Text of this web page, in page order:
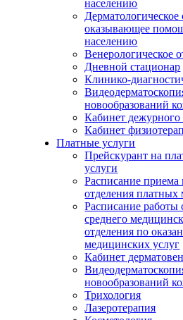
населению
Дерматологическое
оказывающее
населению
Венерологическое
Дневной стационар
Клинико-
новообразований
Кабинет дежурного
Кабинет
Платные услуги
Прейскурант на
услуги
Расписание приема
отделения платных
Расписание работы
среднего
отделения по
медицинских услуг
Кабинет
новообразований
Трихология
Лазеротерапия